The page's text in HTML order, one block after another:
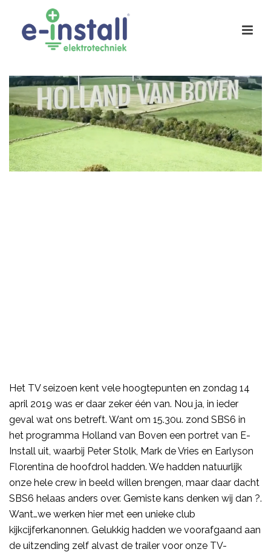
Het TV seizoen kent vele hoogtepunten en zondag 14
april 2019 was er daar zeker één van. Nou ja, in ieder
geval wat ons betreft. Want om 15.30u. zond SBS6 in
het programma Holland van Boven een portret van E-
Install uit, waarbij Peter Stolk, Mark de Vries en Earlyson
Florentina de hoofdrol hadden. We hadden natuurlijk
onze hele crew in beeld willen brengen, maar daar dacht
SBS6 helaas anders over. Gemiste kans denken wij dan ?.
Want…we werken hier met een unieke club
kijkcijferkanonnen. Gelukkig hadden we voorafgaand aan
de uitzending zelf alvast de trailer voor onze TV-